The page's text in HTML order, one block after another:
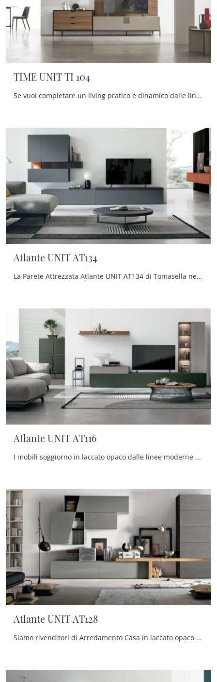
TIME UNIT TI 104
Se vuoi completare un living pratico e dinamico dalle linee moderne, ti presentiamo la parete attrezzata TIME UNIT TI 104 Tomasella.
Atlante UNIT AT134
La Parete Attrezzata Atlante UNIT AT134 di Tomasella nella fotografia possiede grandi doti di componibilità e varie possibilità di caratterizzazione: ...
Atlante UNIT AT116
I mobili soggiorno in laccato opaco dalle linee moderne come il modello nella fotografia sono veramente eclettici e capaci di arredare il soggiorno ...
Atlante UNIT AT128
Siamo rivenditori di Arredamento Casa in laccato opaco dei migliori brand: contattaci e scopri di più! Studiando le più attuali e personali ...